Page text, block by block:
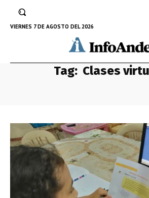
VIERNES 7 DE AGOSTO DEL 2026
Tag: Clases